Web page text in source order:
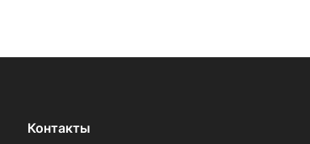
Контакты